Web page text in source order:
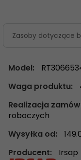
Zasoby dotyczące
Model:
Waga produktu:
Realizacja
roboczych
Wysyłka od:
Producent:
Irsap